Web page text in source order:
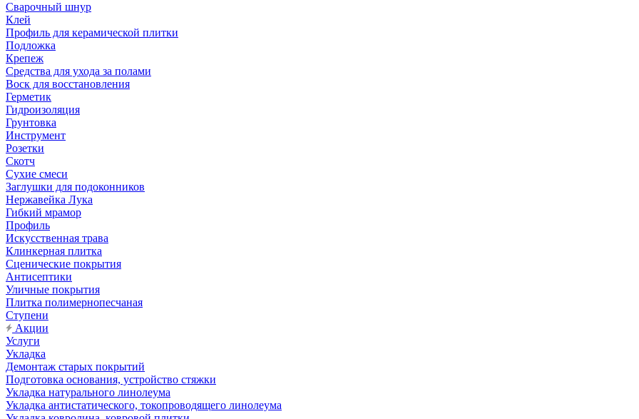
Сварочный шнур
Клей
Профиль для керамической плитки
Подложка
Крепеж
Средства для ухода за полами
Воск для восстановления
Герметик
Гидроизоляция
Грунтовка
Инструмент
Розетки
Скотч
Сухие смеси
Заглушки для подоконников
Нержавейка Лука
Гибкий мрамор
Профиль
Искусственная трава
Клинкерная плитка
Сценические покрытия
Антисептики
Уличные покрытия
Плитка полимернопесчаная
Ступени
Акции
Услуги
Укладка
Демонтаж старых покрытий
Подготовка основания, устройство стяжки
Укладка натурального линолеума
Укладка антистатического, токопроводящего линолеума